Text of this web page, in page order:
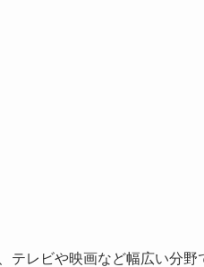
テレビや映画など幅広い分野